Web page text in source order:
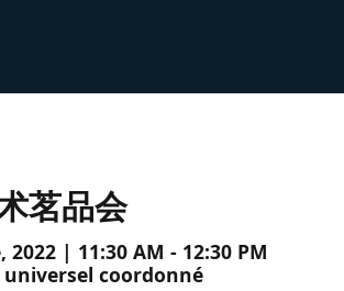
茗品会
2022 | 11:30 AM - 12:30 PM
universel coordonné